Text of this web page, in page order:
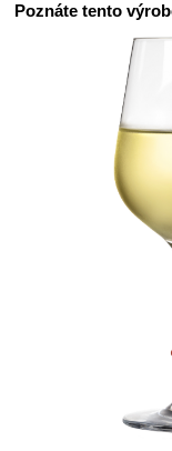
Poznáte tento